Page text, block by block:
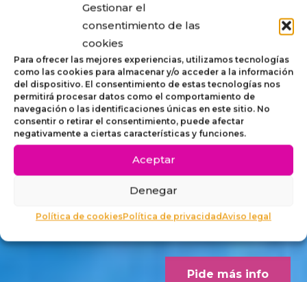
Gestionar el
consentimiento de las
cookies
Para ofrecer las mejores experiencias, utilizamos tecnologías
como las cookies para almacenar y/o acceder a la información
del dispositivo. El consentimiento de estas tecnologías nos
permitirá procesar datos como el comportamiento de
navegación o las identificaciones únicas en este sitio. No
consentir o retirar el consentimiento, puede afectar
negativamente a ciertas características y funciones.
Aceptar
Denegar
Política de cookiesPolítica de privacidadAviso legal
STRIP,
MOBILIARIO
ACCESIBLE
PARA
EXTERIORES
Pide más info